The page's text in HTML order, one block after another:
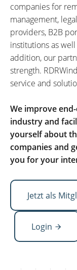
companies for
management,
providers, B2B
institutions as
addition, our
strength.
service and
We improve
industry and
yourself about
companies and
you for your
Jetzt als
Login